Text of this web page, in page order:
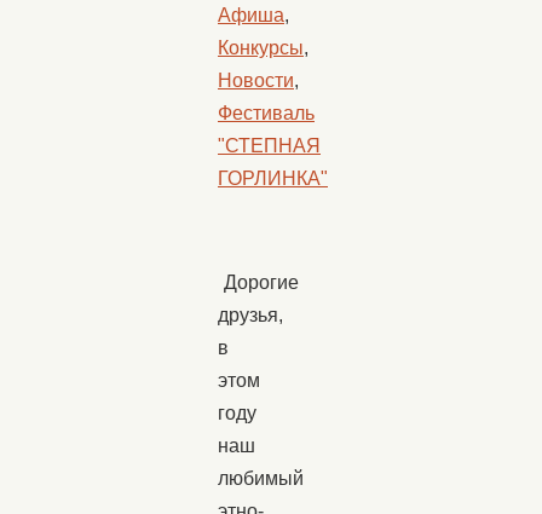
Афиша,
Конкурсы,
Новости,
Фестиваль
"СТЕПНАЯ
ГОРЛИНКА"
Дорогие
друзья,
в
этом
году
наш
любимый